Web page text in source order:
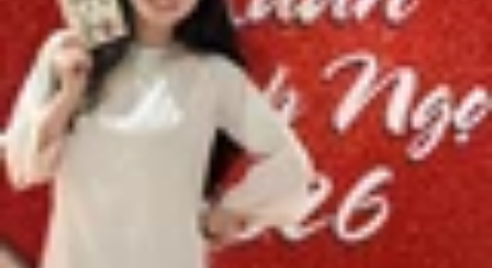
Tư vấn
Tin MớiĐánh Giá - Trên Tay So SánhTư vấnKhuyến
mãi
Thủ thuậtHỏi đáp App - GameThông báoKhách
hàng - Sự kiện
09 lý do hàng đầu để mua iQOO 13 ở
thời điểm hiện tại
Lê Thị Huỳnh Như